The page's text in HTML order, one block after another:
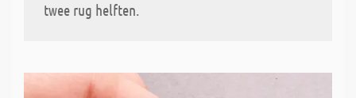
twee rug helften.